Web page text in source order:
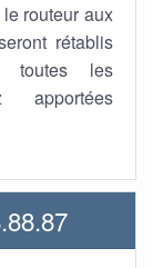
routeur aux
rétablis
toutes les